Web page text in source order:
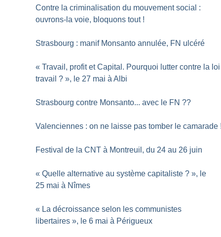
Contre la criminalisation du mouvement social :
ouvrons-la voie, bloquons tout !
Strasbourg : manif Monsanto annulée, FN ulcéré
« Travail, profit et Capital. Pourquoi lutter contre la loi
travail ? », le 27 mai à Albi
Strasbourg contre Monsanto... avec le FN ??
Valenciennes : on ne laisse pas tomber le camarade
Festival de la CNT à Montreuil, du 24 au 26 juin
« Quelle alternative au système capitaliste ? », le
25 mai à Nîmes
« La décroissance selon les communistes
libertaires », le 6 mai à Périgueux